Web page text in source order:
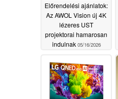
Előrendelési ajánlatok:
Az AWOL Vision új 4K
lézeres UST
projektorai hamarosan
indulnak 05/16/2026